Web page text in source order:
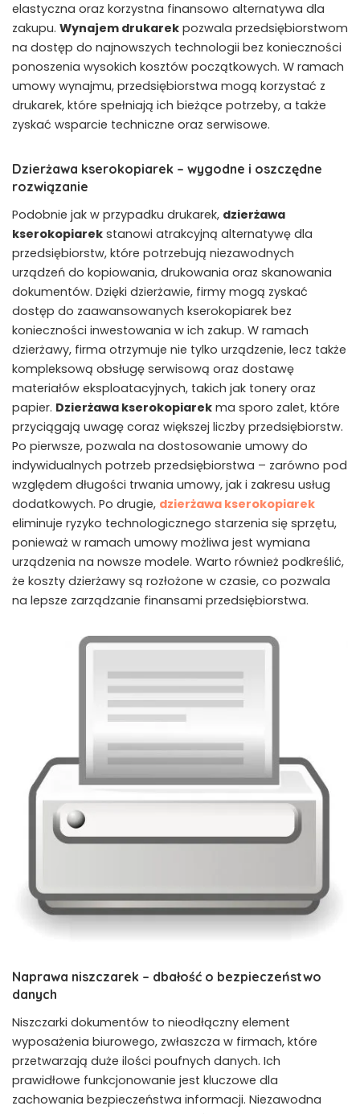
elastyczna oraz korzystna finansowo alternatywa dla
zakupu. Wynajem drukarek pozwala przedsiębiorstwom
na dostęp do najnowszych technologii bez konieczności
ponoszenia wysokich kosztów początkowych. W ramach
umowy wynajmu, przedsiębiorstwa mogą korzystać z
drukarek, które spełniają ich bieżące potrzeby, a także
zyskać wsparcie techniczne oraz serwisowe.
Dzierżawa kserokopiarek – wygodne i oszczędne
rozwiązanie
Podobnie jak w przypadku drukarek, dzierżawa
kserokopiarek stanowi atrakcyjną alternatywę dla
przedsiębiorstw, które potrzebują niezawodnych
urządzeń do kopiowania, drukowania oraz skanowania
dokumentów. Dzięki dzierżawie, firmy mogą zyskać
dostęp do zaawansowanych kserokopiarek bez
konieczności inwestowania w ich zakup. W ramach
dzierżawy, firma otrzymuje nie tylko urządzenie, lecz także
kompleksową obsługę serwisową oraz dostawę
materiałów eksploatacyjnych, takich jak tonery oraz
papier. Dzierżawa kserokopiarek ma sporo zalet, które
przyciągają uwagę coraz większej liczby przedsiębiorstw.
Po pierwsze, pozwala na dostosowanie umowy do
indywidualnych potrzeb przedsiębiorstwa – zarówno pod
względem długości trwania umowy, jak i zakresu usług
dodatkowych. Po drugie, dzierżawa kserokopiarek
eliminuje ryzyko technologicznego starzenia się sprzętu,
ponieważ w ramach umowy możliwa jest wymiana
urządzenia na nowsze modele. Warto również podkreślić,
że koszty dzierżawy są rozłożone w czasie, co pozwala
na lepsze zarządzanie finansami przedsiębiorstwa.
Naprawa niszczarek – dbałość o bezpieczeństwo
danych
Niszczarki dokumentów to nieodłączny element
wyposażenia biurowego, zwłaszcza w firmach, które
przetwarzają duże ilości poufnych danych. Ich
prawidłowe funkcjonowanie jest kluczowe dla
zachowania bezpieczeństwa informacji. Niezawodna